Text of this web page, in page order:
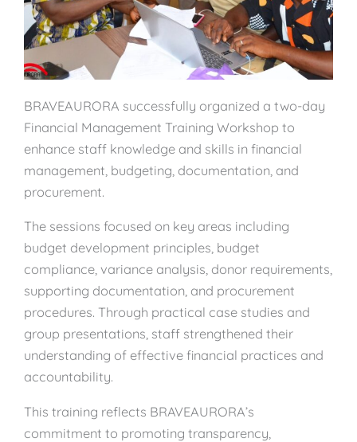
BRAVEAURORA successfully organized a two-day
Financial Management Training Workshop to
enhance staff knowledge and skills in financial
management, budgeting, documentation, and
procurement.
The sessions focused on key areas including
budget development principles, budget
compliance, variance analysis, donor requirements,
supporting documentation, and procurement
procedures. Through practical case studies and
group presentations, staff strengthened their
understanding of effective financial practices and
accountability.
This training reflects BRAVEAURORA’s
commitment to promoting transparency,